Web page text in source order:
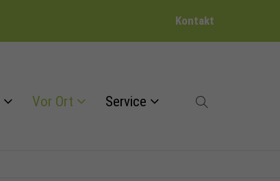
Kontakt
Vor Ort Service